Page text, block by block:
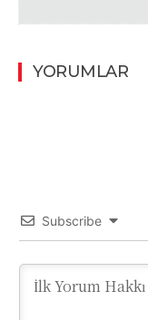
YORUMLAR
Subscribe